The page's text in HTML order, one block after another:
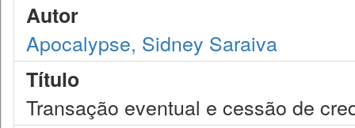
Autor
Apocalypse, Sidney Saraiva
Título
Transação eventual e cessão de